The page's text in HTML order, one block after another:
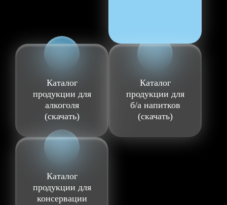
Каталог
продукции для
алкоголя
(скачать)
Каталог
продукции для
б/а напитков
(скачать)
Каталог
продукции для
консервации